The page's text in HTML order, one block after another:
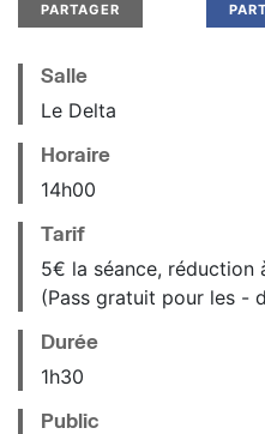
PARTAGER
Salle
Le Delta
Horaire
14h00
Tarif
5€ la séance, réduction
(Pass gratuit pour les -
Durée
1h30
Public